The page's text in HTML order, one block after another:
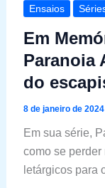
Ensaios
Em
Paranoia
do
8 de janeiro de 2024
Em sua série,
como se
letárgicos para